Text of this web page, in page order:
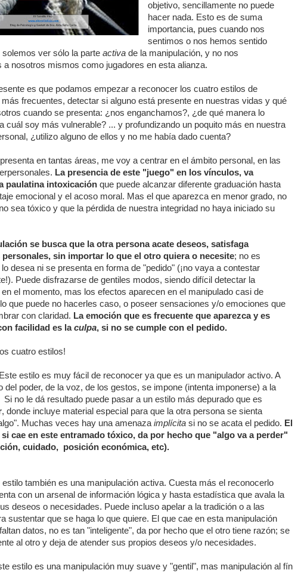
objetivo, sencillamente no puede
hacer nada. Esto es de suma
importancia, pues cuando nos
sentimos o nos hemos sentido
solemos ver sólo la parte activa de la manipulación, y no nos
a nosotros mismos como jugadores en esta alianza.
es que podamos empezar a reconocer los cuatro estilos de
más frecuentes, detectar si alguno está presente en nuestras vidas y qué
cuando se presenta: ¿nos enganchamos?, ¿de qué manera lo
cuál soy más vulnerable? ... y profundizando un poquito más en nuestra
¿utilizo alguno de ellos y no me había dado cuenta?
en tantas áreas, me voy a centrar en el ámbito personal, en las
La presencia de este "juego" en los vínculos, va
paulatina intoxicación que puede alcanzar diferente graduación hasta
emocional y el acoso moral. Mas el que aparezca en menor grado, no
sea tóxico y que la pérdida de nuestra integridad no haya iniciado su
se busca que la otra persona acate deseos, satisfaga
personales, sin importar lo que el otro quiera o necesite; no es
desea ni se presenta en forma de "pedido" (¡no vaya a contestar
Puede disfrazarse de gentiles modos, siendo difícil detectar la
el momento, mas los efectos aparecen en el manipulado casi de
que puede no hacerles caso, o poseer sensaciones y/o emociones que
con claridad. La emoción que es frecuente que aparezca y es
facilidad es laculpa, si no se cumple con el pedido.
cuatro estilos!
Este estilo es muy fácil de reconocer ya que es un manipulador activo. A
del poder, de la voz, de los gestos, se impone (intenta imponerse) a la
no le dá resultado puede pasar a un estilo más depurado que es
, donde incluye material especial para que la otra persona se sienta
Muchas veces hay una amenaza implícita si no se acata el pedido. El
cae en este entramado tóxico, da por hecho que "algo va a perder"
cuidado, posición económica, etc).
estilo también es una manipulación activa. Cuesta más el reconocerlo
con un arsenal de información lógica y hasta estadística que avala la
deseos o necesidades. Puede incluso apelar a la tradición o a las
sustentar que se haga lo que quiere. El que cae en esta manipulación
datos, no es tan "inteligente", da por hecho que el otro tiene razón; se
al otro y deja de atender sus propios deseos y/o necesidades.
estilo es una manipulación muy suave y "gentil", mas manipulación al fín